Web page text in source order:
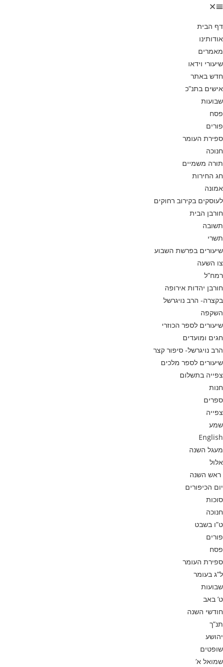
דף הבית
אודותינו
מאמרים
שיעורי וידאו
חדש באתר
אישים בתנ”כ
שבועות
פסח
פורים
ספירת העומר
חנוכה
תורה משמיים
חג החירות
אמונה
לעוסקים בקירוב רחוקים
חורבן הבית
תשובה
תשרי
שיעורים בפרשת השבוע
צו השעה
רמח”ל
חורבן יהדות אירופה
בקצרה- הרב נויגרשל
השקפה
שיעורים לספר הכוזרי
חגים ומועדים
הרב נויגרשל- סיפור קצר
שיעורים לספר מלכים
צפייה בתשלום
חנות
ספרים
צפייה
שמע
English
מעגל השנה
אלול
ראש השנה
יום הכיפורים
סוכות
חנוכה
ט”ו בשבט
פורים
פסח
ספירת העומר
ל”ג בעומר
שבועות
ט’ באב
חודשי השנה
תנ”ך
יהושע
שופטים
שמואל א’